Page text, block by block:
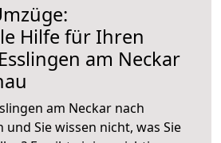
Hilfe für Ihren
am Neckar
am Neckar nach
und Sie wissen nicht, was Sie